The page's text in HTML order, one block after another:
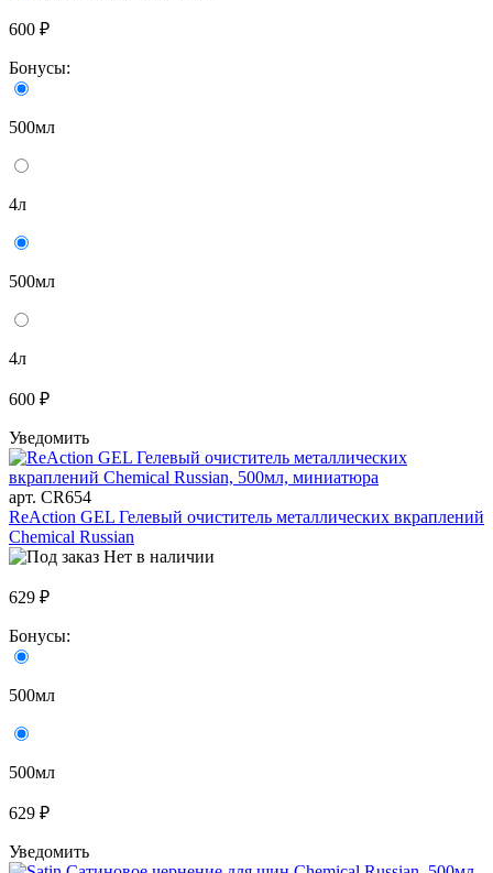
600 ₽
Бонусы:
500мл
4л
500мл
4л
600 ₽
Уведомить
арт. CR654
ReAction GEL Гелевый очиститель металлических вкраплений
Chemical Russian
Нет в наличии
629 ₽
Бонусы:
500мл
500мл
629 ₽
Уведомить